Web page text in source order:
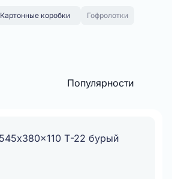
Картонные коробки Гофролотки
Популярности